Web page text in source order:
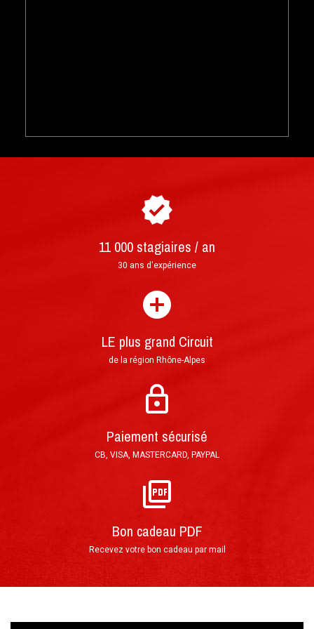
Courrier : lettre prioritaire suivie envoyée sous
24h et livrée en 3 à 4 jours ouvrés
Mail : format PDF imprimable, envoi en moins
d'une heure après validation de la commande
Paiement en 3 fois sans frais possible par
chèque : 1er encaissement à réception de votre
Par téléphone au 0(+33)4 74 54 46 98
Directement sur notre site Internet grâce
Déroulement de votre stage de
pilotage
11 000 stagiaires / an
30 ans d'expérience
LE plus grand Circuit
de la région Rhône-Alpes
Paiement sécurisé
CB, VISA, MASTERCARD, PAYPAL
Bon cadeau PDF
Recevez votre bon cadeau par mail